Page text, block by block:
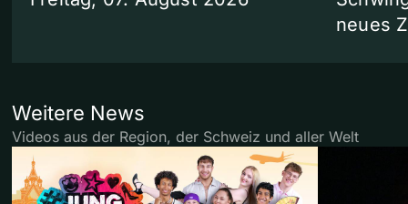
neues
Weitere News
Videos aus der Region, der Schweiz und aller Welt